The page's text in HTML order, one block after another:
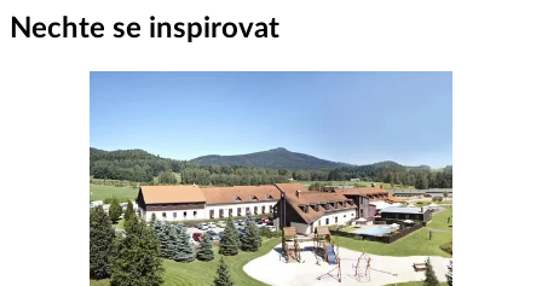
Nechte se inspirovat